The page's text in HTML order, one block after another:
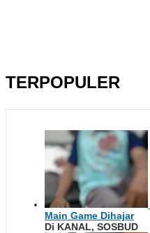
TERPOPULER
Main Game Dihajar
Di KANAL, SOSBUD